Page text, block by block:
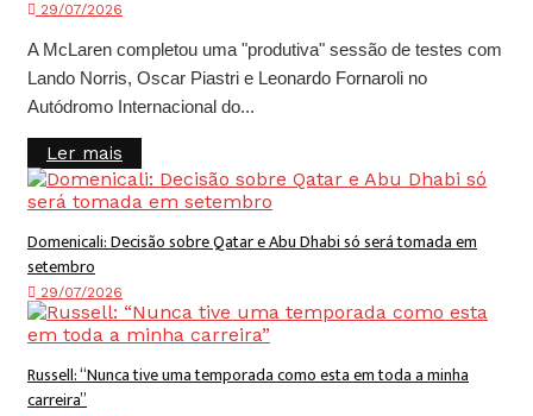
29/07/2026
A McLaren completou uma "produtiva" sessão de testes com
Lando Norris, Oscar Piastri e Leonardo Fornaroli no
Autódromo Internacional do...
Ler mais
Domenicali: Decisão sobre Qatar e Abu Dhabi só será tomada em
setembro
29/07/2026
Russell: “Nunca tive uma temporada como esta em toda a minha
carreira”